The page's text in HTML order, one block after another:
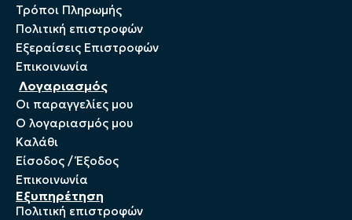
Τρόποι Πληρωμής
Πολιτική επιστροφών
Εξεραίσεις Επιστροφών
Επικοινωνία
Λογαριασμός
Οι παραγγελίες μου
Ο λογαριασμός μου
Καλάθι
Είσοδος / Έξοδος
Επικοινωνία
Εξυπηρέτηση
Πολιτική επιστροφών